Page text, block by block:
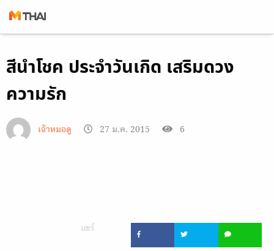
toสีนำโชค ประจำวันเกิด เสริมดวง
ความรัก
เจ้าหมอดู 27 ม.ค. 2015 6
แชร์